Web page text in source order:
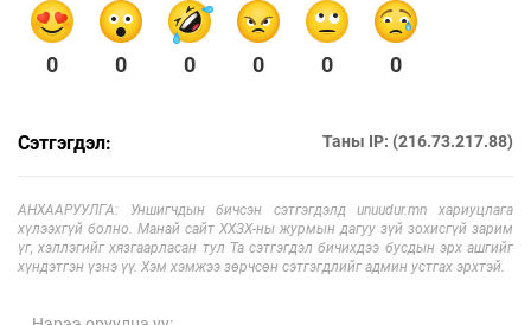
0 0 0 0 0 0
Сэтгэгдэл: Таны IP: (216.73.217.88)
АНХААРУУЛГА: Уншигчдын бичсэн сэтгэгдэлд unuudur.mn хариуцлага
хүлээхгүй болно. Манай сайт ХХЗХ-ны журмын дагуу зүй зохисгүй зарим
үг, хэллэгийг хязгаарласан тул Та сэтгэгдэл бичихдээ бусдын эрх ашгийг
хүндэтгэн үзнэ үү. Хэм хэмжээ зөрчсөн сэтгэгдлийг админ устгах эрхтэй.